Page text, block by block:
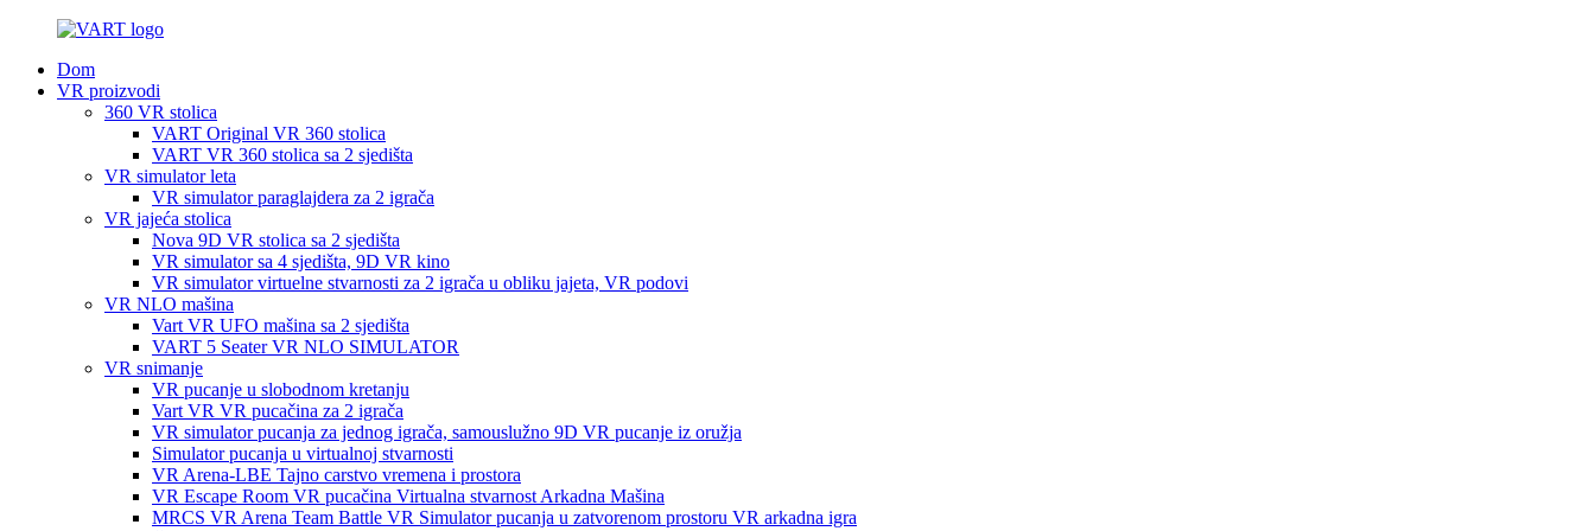
Dom
VR proizvodi
360 VR stolica
VART Original VR 360 stolica
VART VR 360 stolica sa 2 sjedišta
VR simulator leta
VR simulator paraglajdera za 2 igrača
VR jajeća stolica
Nova 9D VR stolica sa 2 sjedišta
VR simulator sa 4 sjedišta, 9D VR kino
VR simulator virtuelne stvarnosti za 2 igrača u obliku jajeta, VR podovi
VR NLO mašina
Vart VR UFO mašina sa 2 sjedišta
VART 5 Seater VR NLO SIMULATOR
VR snimanje
VR pucanje u slobodnom kretanju
Vart VR VR pucačina za 2 igrača
VR simulator pucanja za jednog igrača, samouslužno 9D VR pucanje iz oružja
Simulator pucanja u virtualnoj stvarnosti
VR Arena-LBE Tajno carstvo vremena i prostora
VR Escape Room VR pucačina Virtualna stvarnost Arkadna Mašina
MRCS VR Arena Team Battle VR Simulator pucanja u zatvorenom prostoru VR arkadna igra